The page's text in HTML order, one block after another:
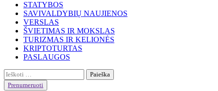
STATYBOS
SAVIVALDYBIŲ NAUJIENOS
VERSLAS
ŠVIETIMAS IR MOKSLAS
TURIZMAS IR KELIONĖS
KRIPTOTURTAS
PASLAUGOS
Ieškoti:
Prenumeruoti